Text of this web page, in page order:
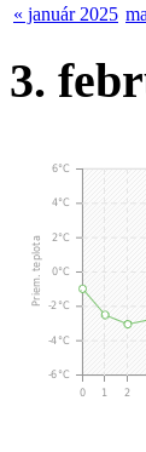
« január 2025
3.